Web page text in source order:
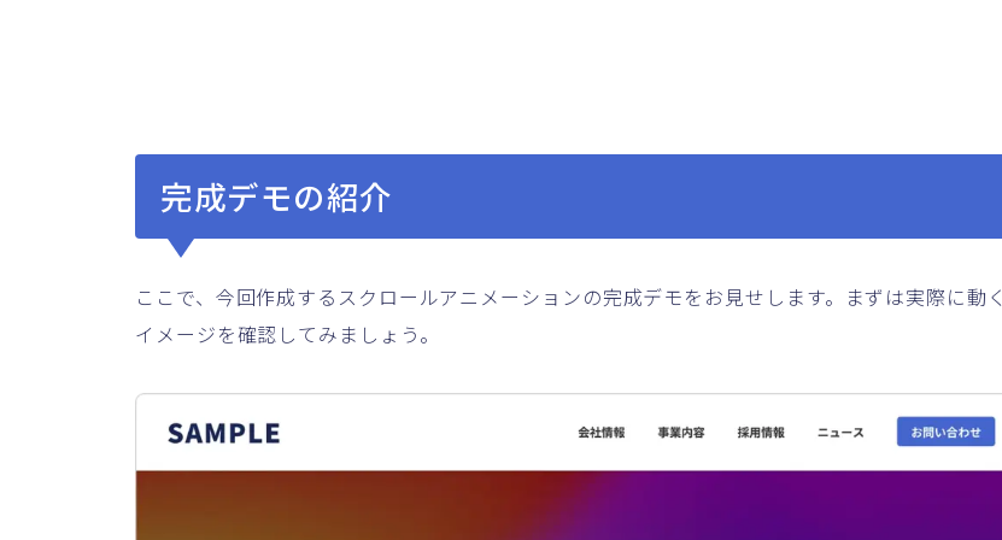
完成デモの紹介
ここで、今回作成するスクロールアニメーションの完成デモをお見せします。まずは実際に動く
イメージを確認してみましょう。